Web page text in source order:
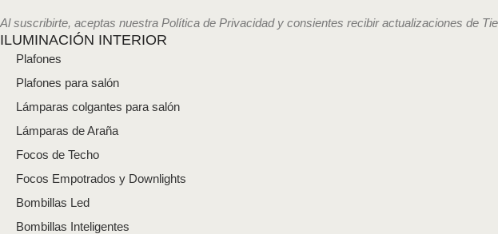
e
l
e
ó
*
Al suscribirte, aceptas nuestra Política de Privacidad y consientes recibir actualizaciones de
ILUMINACIÓN INTERIOR
Plafones
Plafones para salón
Lámparas colgantes para salón
Lámparas de Araña
Focos de Techo
Focos Empotrados y Downlights
Bombillas Led
Bombillas Inteligentes